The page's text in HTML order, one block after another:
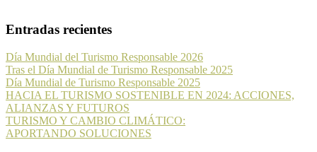
Entradas recientes
Día Mundial del Turismo Responsable 2026
Tras el Día Mundial de Turismo Responsable 2025
Día Mundial de Turismo Responsable 2025
HACIA EL TURISMO SOSTENIBLE EN 2024: ACCIONES,
ALIANZAS Y FUTUROS
TURISMO Y CAMBIO CLIMÁTICO:
APORTANDO SOLUCIONES